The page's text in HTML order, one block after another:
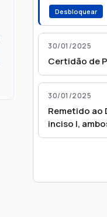
Desbloquear
30/01/2025
Certidão de
30/01/2025
Remetido ao
inciso I,
2026575-
sistêmica: